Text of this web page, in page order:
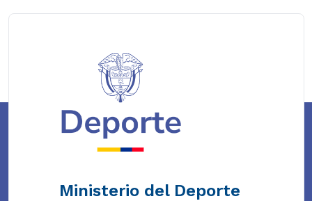
Ministerio del Deporte